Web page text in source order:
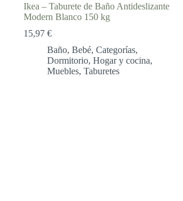
Ikea – Taburete de Baño Antideslizante
Modern Blanco 150 kg
15,97 €
Baño, Bebé, Categorías,
Dormitorio, Hogar y cocina,
Muebles, Taburetes